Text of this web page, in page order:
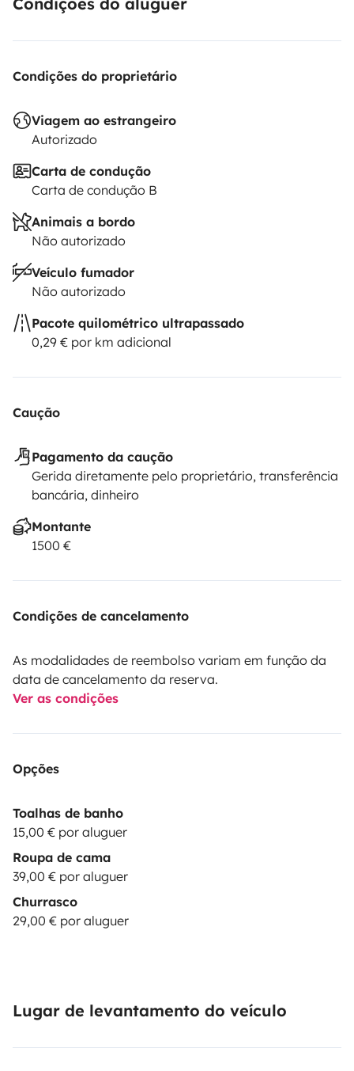
Condições do proprietário
Viagem ao estrangeiro
Autorizado
Carta de condução
Carta de condução B
Animais a bordo
Não autorizado
Veículo fumador
Não autorizado
Pacote quilométrico ultrapassado
0,29 € por km adicional
Caução
Pagamento da caução
Gerida diretamente pelo proprietário, transferência
bancária, dinheiro
Montante
1500 €
Condições de cancelamento
As modalidades de reembolso variam em função da
data de cancelamento da reserva.
Ver as condições
Opções
Toalhas de banho
15,00 € por aluguer
Roupa de cama
39,00 € por aluguer
Churrasco
29,00 € por aluguer
Lugar de levantamento do veículo